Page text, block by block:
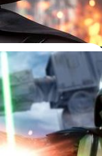
ร์ธ เวเดอร์ ใน
ละ sith